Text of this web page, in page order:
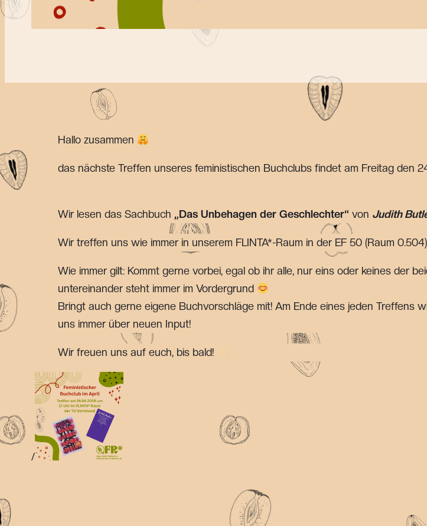
Hallo zusammen
das nächste Treffen unseres feministischen Buchclubs findet am Freitag den
Wir lesen das Sachbuch „Das Unbehagen der Geschlechter“ von Judith
Wir treffen uns wie immer in unserem FLINTA*-Raum in der EF 50 (Raum
Wie immer gilt: Kommt gerne vorbei, egal ob ihr alle, nur eins oder keines der
untereinander steht immer im Vordergrund
Bringt auch gerne eigene Buchvorschläge mit! Am Ende eines jeden Treffens
uns immer über neuen Input!
Wir freuen uns auf euch, bis bald!
/